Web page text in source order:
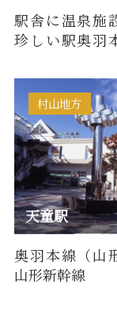
駅舎に温泉施
珍しい駅奥羽
天童駅
村山地方
奥羽本線（山
山形新幹線